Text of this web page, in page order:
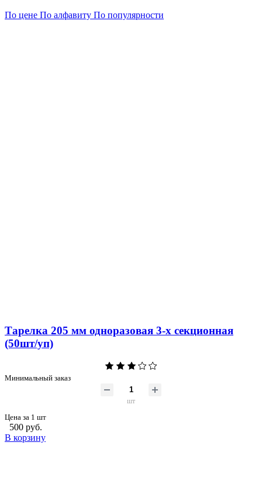
По цене По алфавиту По популярности
Тарелка 205 мм одноразовая 3-х секционная
(50шт/уп)
Минимальный заказ
шт
Цена за 1 шт
500 руб.
В корзину